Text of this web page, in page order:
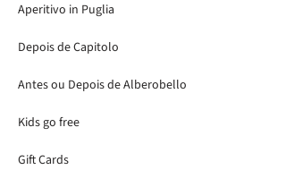
Aperitivo in Puglia
Depois de Capitolo
Antes ou Depois de Alberobello
Kids go free
Gift Cards